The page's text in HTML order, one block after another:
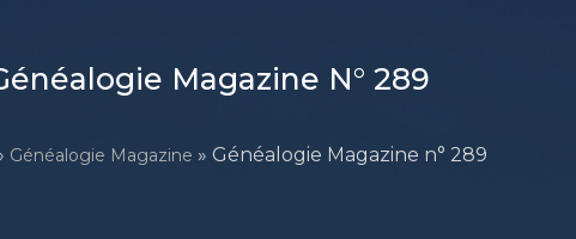
Magazine N° 289
Généalogie Magazine » Généalogie Magazine n° 289